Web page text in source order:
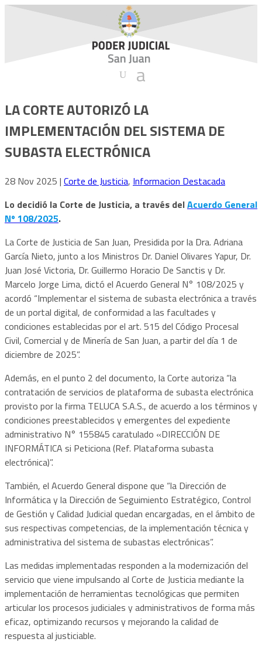
LA CORTE AUTORIZÓ LA
IMPLEMENTACIÓN DEL SISTEMA DE
SUBASTA ELECTRÓNICA
28 Nov 2025 | Corte de Justicia, Informacion Destacada
Lo decidió la Corte de Justicia, a través delAcuerdo General
Nº 108/2025.
La Corte de Justicia de San Juan, Presidida por la Dra. Adriana
García Nieto, junto a los Ministros Dr. Daniel Olivares Yapur, Dr.
Juan José Victoria, Dr. Guillermo Horacio De Sanctis y Dr.
Marcelo Jorge Lima, dictó el Acuerdo General N° 108/2025 y
acordó “Implementar el sistema de subasta electrónica a través
de un portal digital, de conformidad a las facultades y
condiciones establecidas por el art. 515 del Código Procesal
Civil, Comercial y de Minería de San Juan, a partir del día 1 de
diciembre de 2025”.
Además, en el punto 2 del documento, la Corte autoriza “la
contratación de servicios de plataforma de subasta electrónica
provisto por la firma TELUCA S.A.S., de acuerdo a los términos y
condiciones preestablecidos y emergentes del expediente
administrativo N° 155845 caratulado «DIRECCIÓN DE
INFORMÁTICA si Peticiona (Ref. Plataforma subasta
electrónica)”.
También, el Acuerdo General dispone que “la Dirección de
Informática y la Dirección de Seguimiento Estratégico, Control
de Gestión y Calidad Judicial quedan encargadas, en el ámbito de
sus respectivas competencias, de la implementación técnica y
administrativa del sistema de subastas electrónicas”.
Las medidas implementadas responden a la modernización del
servicio que viene impulsando al Corte de Justicia mediante la
implementación de herramientas tecnológicas que permiten
articular los procesos judiciales y administrativos de forma más
eficaz, optimizando recursos y mejorando la calidad de
respuesta al justiciable.